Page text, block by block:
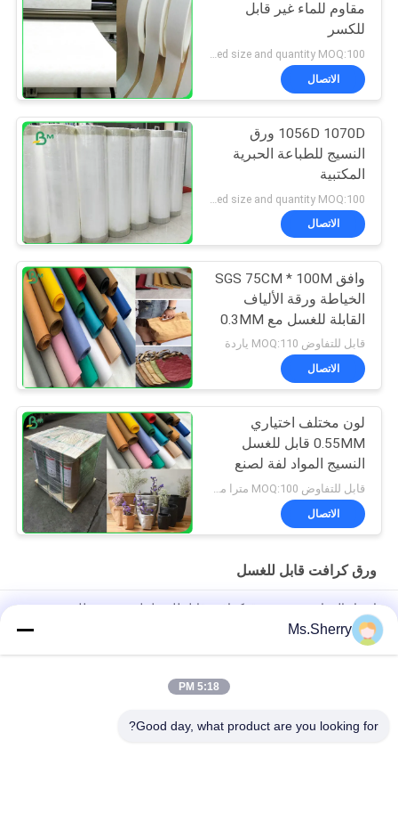
مقاوم للماء غير قابل
للكسر
الاتصال
1056D 1070D ورق
النسيج للطباعة الحبرية
المكتبية
الاتصال
وافق SGS 75CM * 100M
الخياطة ورقة الألياف
القابلة للغسل مع 0.3MM
0.55mm 0.8MM
قابل للتفاوض MOQ:110 ياردة
الاتصال
لون مختلف اختياري
0.55MM قابل للغسل
النسيج المواد لفة لصنع
الحقائب
قابل للتفاوض MOQ:100 مترا مربعا
الاتصال
ورق كرافت قابل للغسل
ارتداء المقاومة نسيج ورق كرافت قابل للغسل لينة صديقة للبيئة
مغسولة
Ms.Sherry
5:18 PM
Good day, what product are you looking for?